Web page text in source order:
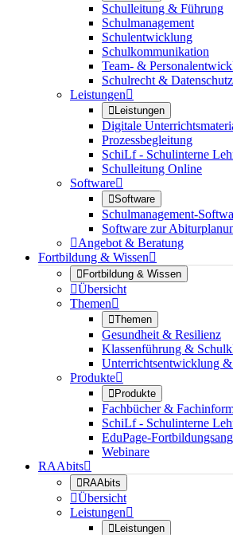
Schulleitung & Führung
Schulmanagement
Schulentwicklung
Schulkommunikation
Team- &
Schulrecht & Datenschutz
Leistungen
Leistungen
Digitale
Prozessbegleitung
SchiLf - Schulinterne
Schulleitung Online
Software
Software
Schulmanagement-
Software zur
Angebot & Beratung
Fortbildung & Wissen
Fortbildung & Wissen
Übersicht
Themen
Themen
Gesundheit & Resilienz
Klassenführung &
Unterrichtsentwicklung
Produkte
Produkte
Fachbücher &
SchiLf - Schulinterne
EduPage-
Webinare
RAAbits
RAAbits
Übersicht
Leistungen
Leistungen